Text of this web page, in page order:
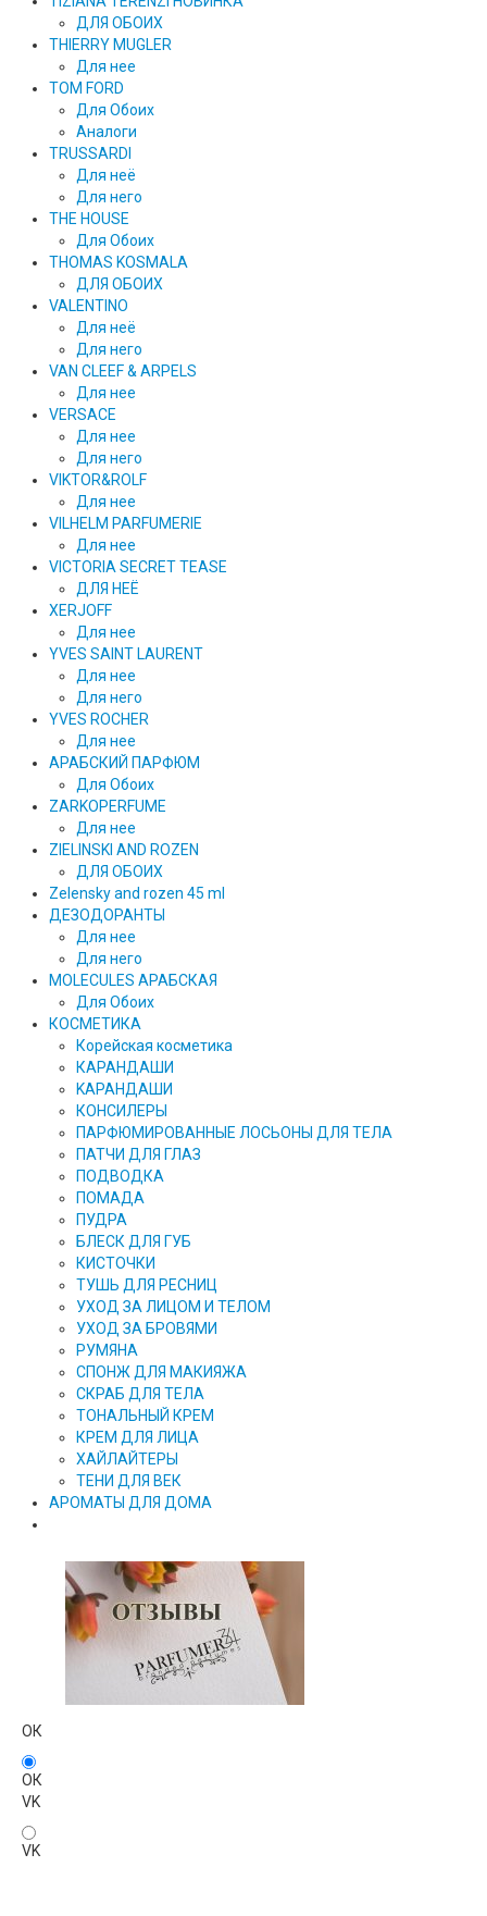
ДЛЯ ОБОИХ
THIERRY MUGLER
Для нее
TOM FORD
Для Обоих
Аналоги
TRUSSARDI
Для неё
Для него
THE HOUSE
Для Обоих
THOMAS KOSMALA
ДЛЯ ОБОИХ
VALENTINO
Для неё
Для него
VAN CLEEF & ARPELS
Для нее
VERSACE
Для нее
Для него
VIKTOR&ROLF
Для нее
VILHELM PARFUMERIE
Для нее
VICTORIA SECRET TEASE
ДЛЯ НЕЁ
XERJOFF
Для нее
YVES SAINT LAURENT
Для нее
Для него
YVES ROCHER
Для нее
АРАБСКИЙ ПАРФЮМ
Для Обоих
ZARKOPERFUME
Для нее
ZIELINSKI AND ROZEN
ДЛЯ ОБОИХ
Zelensky and rozen 45 ml
ДЕЗОДОРАНТЫ
Для нее
Для него
MOLECULES АРАБСКАЯ
Для Обоих
КОСМЕТИКА
Корейская косметика
КАРАНДAШИ
KAPAHДАШИ
КОНСИЛЕРЫ
ПАРФЮМИРОВАННЫЕ ЛОСЬОНЫ ДЛЯ ТЕЛА
ПАТЧИ ДЛЯ ГЛАЗ
ПОДВОДКА
ПОМАДА
ПУДРА
БЛЕСК ДЛЯ ГУБ
КИСТОЧКИ
ТУШЬ ДЛЯ РЕСНИЦ
УХОД ЗА ЛИЦОМ И ТЕЛОМ
УХОД ЗА БРОВЯМИ
РУМЯНА
СПОНЖ ДЛЯ МАКИЯЖА
СКРАБ ДЛЯ ТЕЛА
ТОНАЛЬНЫЙ КРЕМ
КРЕМ ДЛЯ ЛИЦА
ХАЙЛАЙТЕРЫ
ТЕНИ ДЛЯ ВЕК
АРОМАТЫ ДЛЯ ДОМА
ОК
ОК
VK
VK